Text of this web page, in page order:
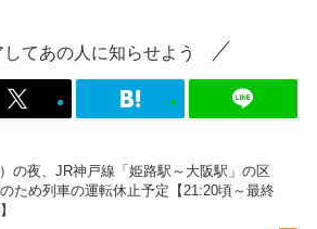
してあの人に知らせよう
の夜、JR神戸線「姫路駅～大阪駅」の区
ため列車の運転休止予定【21:20頃～最終